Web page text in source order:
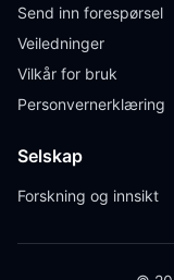
Send inn forespørsel
Veiledninger
Vilkår for bruk
Personvernerklæring
Selskap
Forskning og innsikt